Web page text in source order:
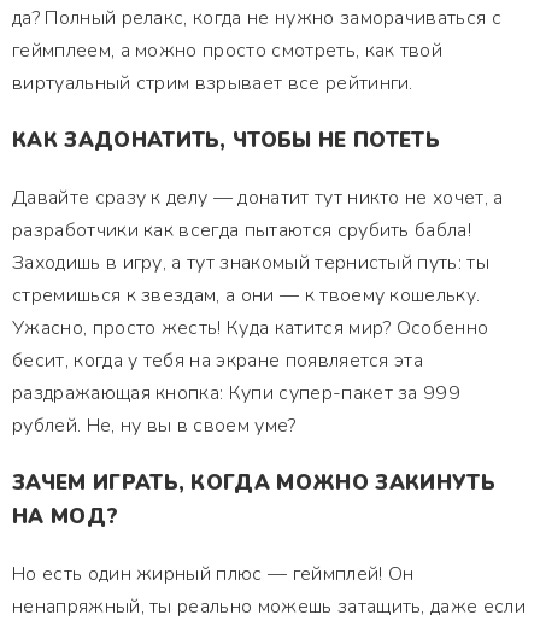
да? Полный релакс, когда не нужно заморачиваться с
геймплеем, а можно просто смотреть, как твой
виртуальный стрим взрывает все рейтинги.
КАК ЗАДОНАТИТЬ, ЧТОБЫ НЕ ПОТЕТЬ
Давайте сразу к делу — донатит тут никто не хочет, а
разработчики как всегда пытаются срубить бабла!
Заходишь в игру, а тут знакомый тернистый путь: ты
стремишься к звездам, а они — к твоему кошельку.
Ужасно, просто жесть! Куда катится мир? Особенно
бесит, когда у тебя на экране появляется эта
раздражающая кнопка: Купи супер-пакет за 999
рублей. Не, ну вы в своем уме?
ЗАЧЕМ ИГРАТЬ, КОГДА МОЖНО ЗАКИНУТЬ
НА МОД?
Но есть один жирный плюс — геймплей! Он
ненапряжный, ты реально можешь затащить, даже если